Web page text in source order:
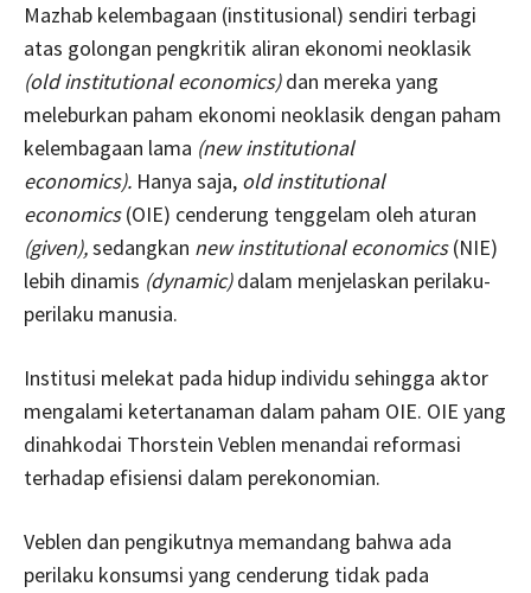
Mazhab kelembagaan (institusional) sendiri terbagi
atas golongan pengkritik aliran ekonomi neoklasik
(old institutional economics)dan mereka yang
meleburkan paham ekonomi neoklasik dengan paham
kelembagaan lama (new institutional
economics). Hanya saja, old institutional
economics(OIE) cenderung tenggelam oleh aturan
(given),sedangkan new institutional economics(NIE)
lebih dinamis (dynamic)dalam menjelaskan perilaku-
perilaku manusia.
Institusi melekat pada hidup individu sehingga aktor
mengalami ketertanaman dalam paham OIE. OIE yang
dinahkodai Thorstein Veblen menandai reformasi
terhadap efisiensi dalam perekonomian.
Veblen dan pengikutnya memandang bahwa ada
perilaku konsumsi yang cenderung tidak pada